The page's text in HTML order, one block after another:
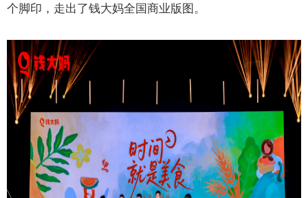
个脚印，走出了钱大妈全国商业版图。